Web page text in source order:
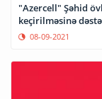
"Azercell" Şəhid
keçirilməsinə
08-09-2021